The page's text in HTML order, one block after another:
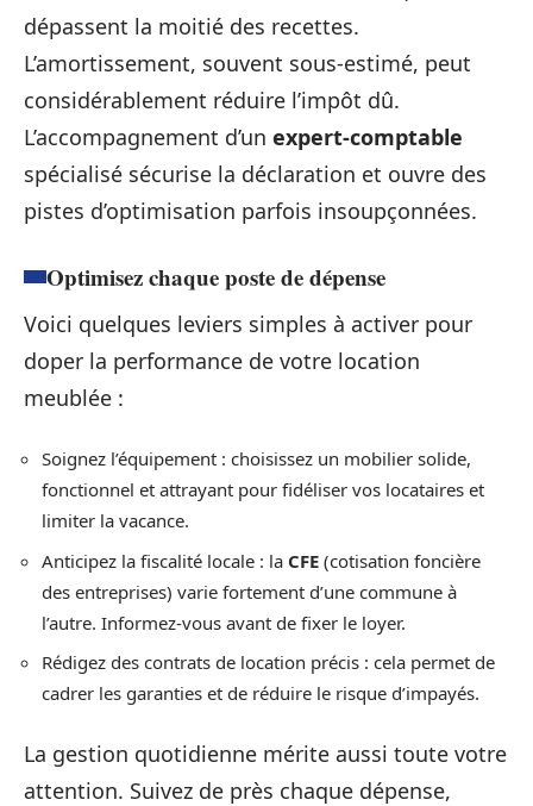
dépassent la moitié des recettes.
L’amortissement, souvent sous-estimé, peut
considérablement réduire l’impôt dû.
L’accompagnement d’un expert-comptable
spécialisé sécurise la déclaration et ouvre des
pistes d’optimisation parfois insoupçonnées.
Optimisez chaque poste de dépense
Voici quelques leviers simples à activer pour
doper la performance de votre location
meublée :
Soignez l’équipement : choisissez un mobilier solide,
fonctionnel et attrayant pour fidéliser vos locataires et
limiter la vacance.
Anticipez la fiscalité locale : la CFE (cotisation foncière
des entreprises) varie fortement d’une commune à
l’autre. Informez-vous avant de fixer le loyer.
Rédigez des contrats de location précis : cela permet de
cadrer les garanties et de réduire le risque d’impayés.
La gestion quotidienne mérite aussi toute votre
attention. Suivez de près chaque dépense,